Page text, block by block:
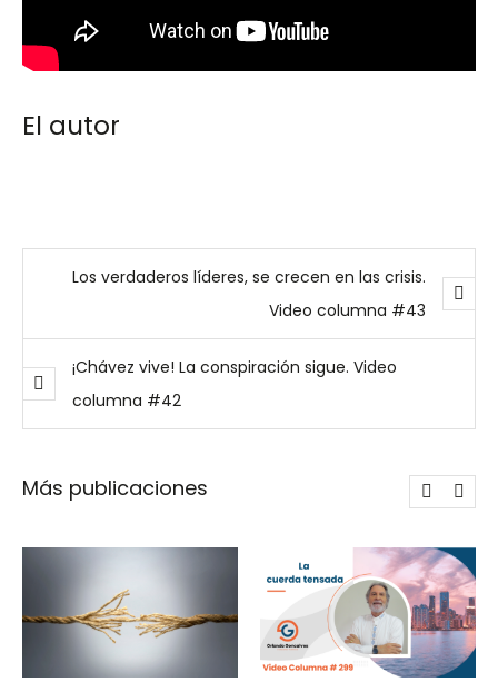
El autor
Los verdaderos líderes, se crecen en las crisis.
Video columna #43
¡Chávez vive! La conspiración sigue. Video
columna #42
Más publicaciones